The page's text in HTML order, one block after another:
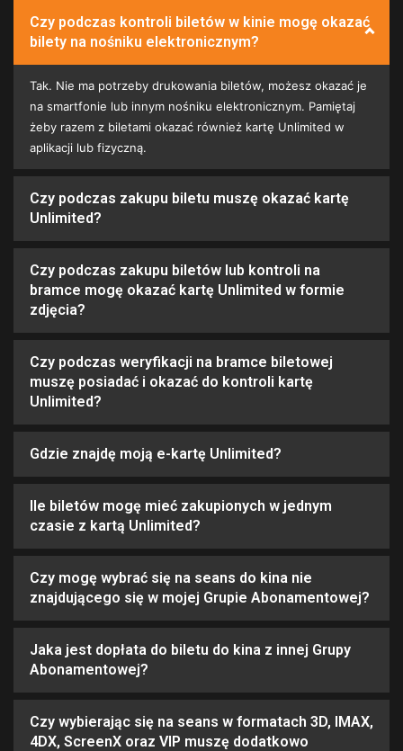
Czy podczas kontroli biletów w kinie mogę okazać
bilety na nośniku elektronicznym?
Tak. Nie ma potrzeby drukowania biletów, możesz okazać je
na smartfonie lub innym nośniku elektronicznym. Pamiętaj
żeby razem z biletami okazać również kartę Unlimited w
aplikacji lub fizyczną.
Czy podczas zakupu biletu muszę okazać kartę
Unlimited?
Czy podczas zakupu biletów lub kontroli na
bramce mogę okazać kartę Unlimited w formie
zdjęcia?
Czy podczas weryfikacji na bramce biletowej
muszę posiadać i okazać do kontroli kartę
Unlimited?
Gdzie znajdę moją e-kartę Unlimited?
Ile biletów mogę mieć zakupionych w jednym
czasie z kartą Unlimited?
Czy mogę wybrać się na seans do kina nie
znajdującego się w mojej Grupie Abonamentowej?
Jaka jest dopłata do biletu do kina z innej Grupy
Abonamentowej?
Czy wybierając się na seans w formatach 3D, IMAX,
4DX, ScreenX oraz VIP muszę dodatkowo